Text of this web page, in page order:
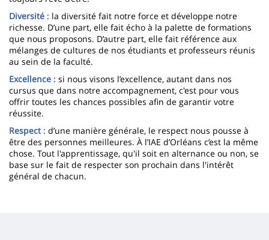
Diversité : la diversité fait notre force et développe notre
richesse. D’une part, elle fait écho à la palette de formations
que nous proposons. D’autre part, elle fait référence aux
mélanges de cultures de nos étudiants et professeurs réunis
au sein de la faculté.
Excellence : si nous visons l’excellence, autant dans nos
cursus que dans notre accompagnement, c'est pour vous
offrir toutes les chances possibles afin de garantir votre
réussite.
Respect: d’une manière générale, le respect nous pousse à
être des personnes meilleures. À l’IAE d’Orléans c’est la même
chose. Tout l'apprentissage, qu'il soit en alternance ou non, se
base sur le fait de respecter son prochain dans l'intérêt
général de chacun.